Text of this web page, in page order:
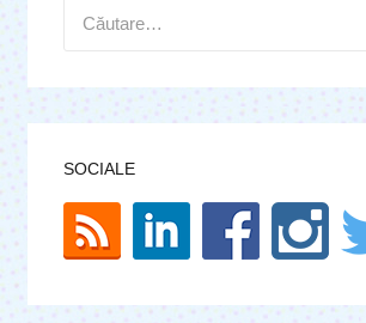
după:
SOCIALE